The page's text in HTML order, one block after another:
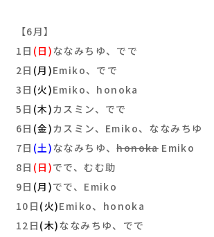
【6月】
1日 (日)ななみちゆ、でで
2日 (月)Emiko、でで
3日 (火)Emiko、honoka
5日 (木)カスミン、でで
6日 (金)カスミン、Emiko、ななみちゆ
7日 (土)ななみちゆ、honokaEmiko
8日 (日)でで、むむ助
9日 (月)でで、Emiko
10日 (火)Emiko、honoka
12日 (木)ななみちゆ、でで